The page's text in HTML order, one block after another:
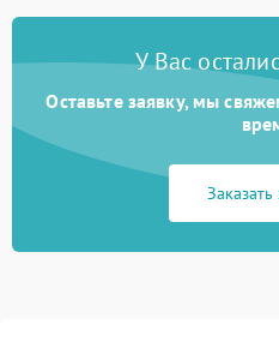
У Вас
Оставьте заявку, мы